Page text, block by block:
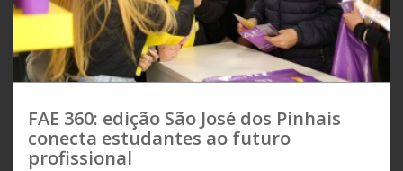
FAE 360: edição São José dos Pinhais
conecta estudantes ao futuro
profissional